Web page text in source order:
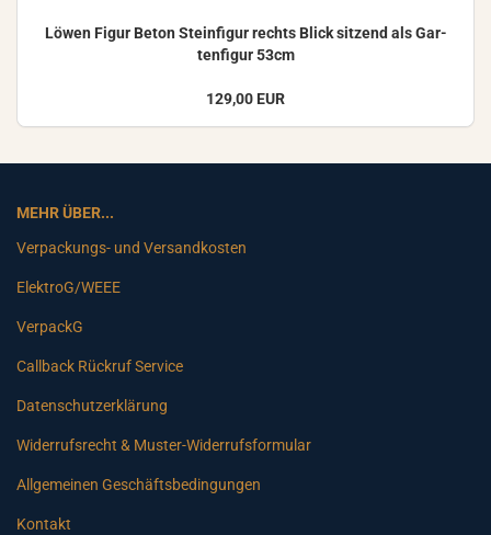
Löwen Figur Beton Stein­fi­gur rechts Blick sit­zend als Gar­
ten­fi­gur 53cm
129,00 EUR
MEHR ÜBER...
Verpackungs- und Versandkosten
ElektroG/WEEE
VerpackG
Callback Rückruf Service
Datenschutzerklärung
Widerrufsrecht & Muster-Widerrufsformular
Allgemeinen Geschäftsbedingungen
Kontakt